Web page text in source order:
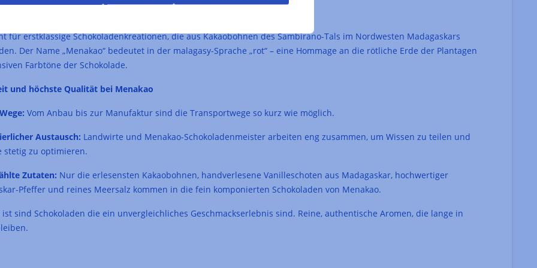
BAR‑Schokolade aus Madagaskar
für erstklassige Schokoladenkreationen, die aus Kakaobohnen des Sambirano-Tals im Nordwesten Madagaskars
Der Name „Menakao“ bedeutet in der malagasy‑Sprache „rot“ – eine Hommage an die rötliche Erde der Plantagen
Farbtöne der Schokolade.
und höchste Qualität bei Menakao
Vom Anbau bis zur Manufaktur sind die Transportwege so kurz wie möglich.
Austausch: Landwirte und Menakao‑Schokoladenmeister arbeiten eng zusammen, um Wissen zu teilen und
stetig zu optimieren.
Zutaten: Nur die erlesensten Kakaobohnen, handverlesene Vanilleschoten aus Madagaskar, hochwertiger
und reines Meersalz kommen in die fein komponierten Schokoladen von Menakao.
ist sind Schokoladen die ein unvergleichliches Geschmackserlebnis sind. Reine, authentische Aromen, die lange in